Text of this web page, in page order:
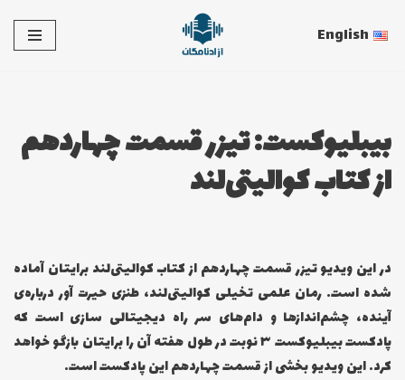
English
بیبلیوکست: تیزر قسمت چهاردهم
از کتاب کوالیتی‌لند
در این ویدیو تیزر قسمت چهاردهم از کتاب کوالیتی‌لند برایتان آماده
شده است. رمان علمی تخیلی کوالیتی‌لند، طنزی حیرت آور درباره‌ی
آینده، چشم‌اندازها و دام‌های سر راه دیجیتالی سازی است که
پادکست بیبلیوکست ۳ نوبت در طول هفته آن را برایتان بازگو خواهد
کرد. این ویدیو بخشی از قسمت چهاردهم این پادکست است.